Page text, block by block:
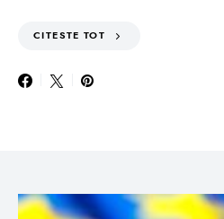
CITESTE TOT